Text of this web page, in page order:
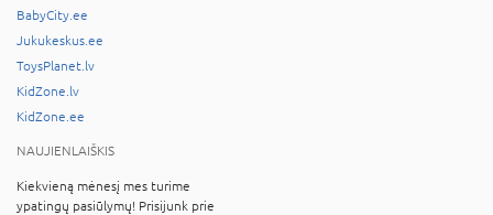
BabyCity.ee
Jukukeskus.ee
ToysPlanet.lv
KidZone.lv
KidZone.ee
NAUJIENLAIŠKIS
Kiekvieną mėnesį mes turime
ypatingų pasiūlymų! Prisijunk prie